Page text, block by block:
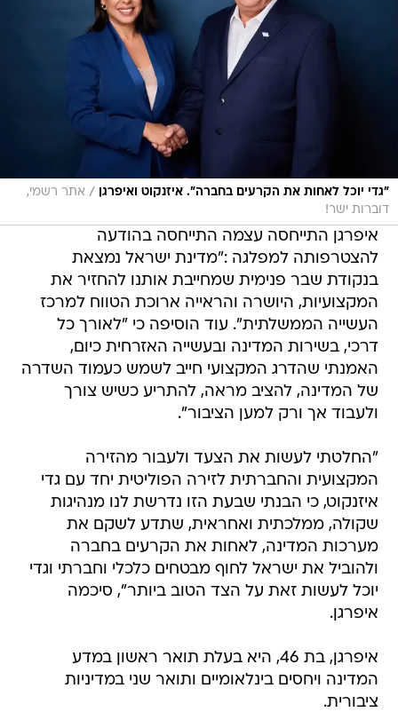
"גדי יוכל לאחות את הקרעים בחברה". איזנקוט ואיפרגן / אתר רשמי,
דוברות ישר!
איפרגן התייחסה עצמה התייחסה בהודעה
להצטרפותה למפלגה :"מדינת ישראל נמצאת
בנקודת שבר פנימית שמחייבת אותנו להחזיר את
המקצועיות, היושרה והראייה ארוכת הטווח למרכז
העשייה הממשלתית". עוד הוסיפה כי "לאורך כל
דרכי, בשירות המדינה ובעשייה האזרחית כיום,
האמנתי שהדרג המקצועי חייב לשמש כעמוד השדרה
של המדינה, להציב מראה, להתריע כשיש צורך
ולעבוד אך ורק למען הציבור".
"החלטתי לעשות את הצעד ולעבור מהזירה
המקצועית והחברתית לזירה הפוליטית יחד עם גדי
איזנקוט, כי הבנתי שבעת הזו נדרשת לנו מנהיגות
שקולה, ממלכתית ואחראית, שתדע לשקם את
מערכות המדינה, לאחות את הקרעים בחברה
ולהוביל את ישראל לחוף מבטחים כלכלי וחברתי וגדי
יוכל לעשות זאת על הצד הטוב ביותר", סיכמה
איפרגן.
איפרגן, בת 46, היא בעלת תואר ראשון במדע
המדינה ויחסים בינלאומיים ותואר שני במדיניות
ציבורית.